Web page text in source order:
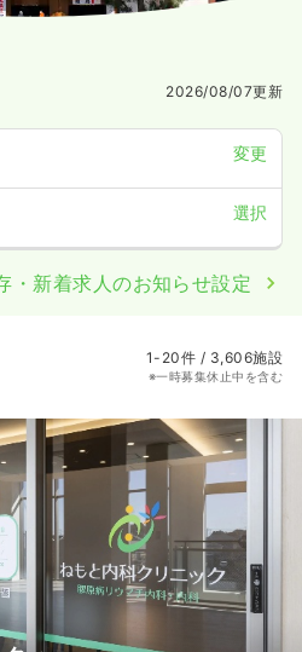
2026/08/07更新
変更
選択
・新着求人のお知らせ設定
1-20件 / 3,606施設
※一時募集休止中を含む